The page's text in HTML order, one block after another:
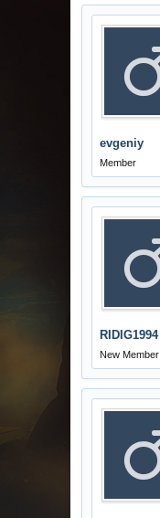
evgeniy
Member
RIDIG1994
New Member